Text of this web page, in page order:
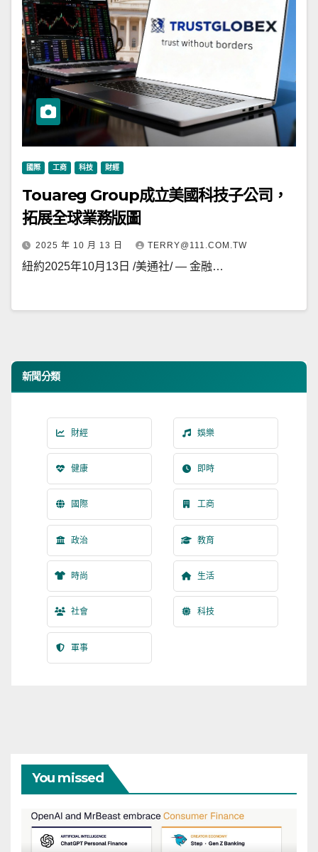
國際 工商 科技 財經
Touareg Group成立美國科技子公司，
拓展全球業務版圖
2025 年 10 月 13 日 TERRY@111.COM.TW
紐約2025年10月13日 /美通社/ — 金融…
新聞分類
財經 娛樂
健康 即時
國際 工商
政治 教育
時尚 生活
社會 科技
軍事
You missed